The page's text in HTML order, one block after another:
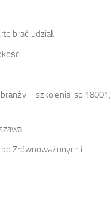
brać udział.
– szkolenia iso 18001,
po Zrównoważonych i